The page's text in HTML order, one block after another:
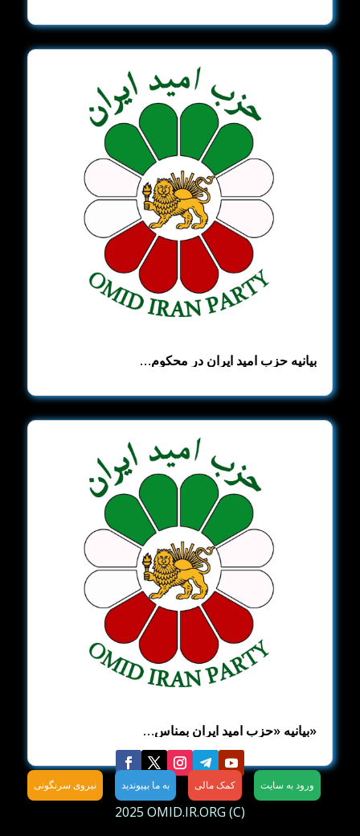
بیانیه حزب امید ایران در محکوم…
«بیانیه «حزب امید ایران بمناس…
ورود به سایت کمک مالی به ما بپیوندید نیروی سرنگونی
(C) 2025 OMID.IR.ORG